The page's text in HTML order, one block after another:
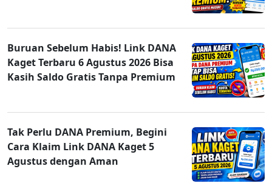
Buruan Sebelum Habis! Link DANA
Kaget Terbaru 6 Agustus 2026 Bisa
Kasih Saldo Gratis Tanpa Premium
Tak Perlu DANA Premium, Begini
Cara Klaim Link DANA Kaget 5
Agustus dengan Aman